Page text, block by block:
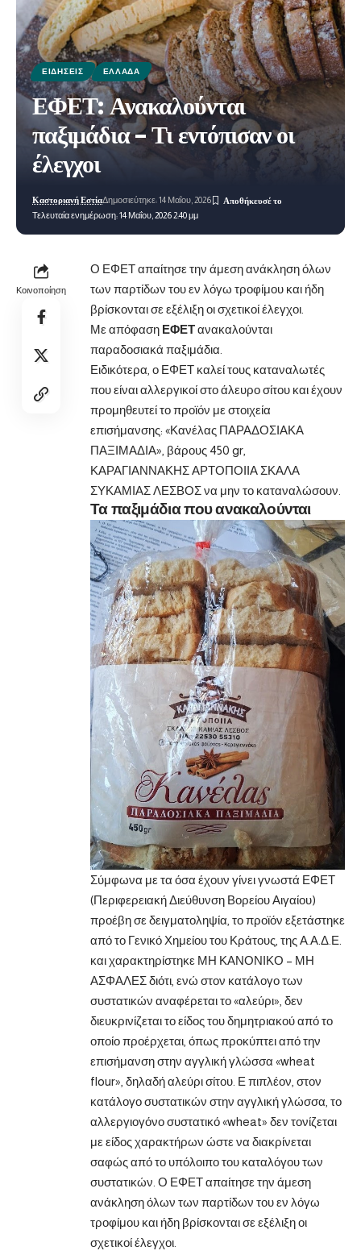
ΕΙΔΉΣΕΙΣ ΕΛΛΆΔΑ
ΕΦΕΤ: Ανακαλούνται
παξιμάδια – Τι εντόπισαν οι
έλεγχοι
Τελευταία ενημέρωση: 14 Μαΐου, 2026 2:40 μμ
Καστοριανή ΕστίαΔημοσιεύτηκε: 14 Μαΐου, 2026
Κοινοποίηση
Ο ΕΦΕΤ απαίτησε την άμεση ανάκληση όλων
των παρτίδων του εν λόγω τροφίμου και ήδη
βρίσκονται σε εξέλιξη οι σχετικοί έλεγχοι.
Με απόφαση ΕΦΕΤανακαλούνται
παραδοσιακά παξιμάδια.
Ειδικότερα, ο ΕΦΕΤ καλεί τους καταναλωτές
που είναι αλλεργικοί στο άλευρο σίτου και έχουν
προμηθευτεί το προϊόν με στοιχεία
επισήμανσης: «Κανέλας ΠΑΡΑΔΟΣΙΑΚΑ
ΠΑΞΙΜΑΔΙΑ», βάρους 450 gr,
ΚΑΡΑΓΙΑΝΝΑΚΗΣ ΑΡΤΟΠΟΙΙΑ ΣΚΑΛΑ
ΣΥΚΑΜΙΑΣ ΛΕΣΒΟΣ να μην το καταναλώσουν.
Τα παξιμάδια που ανακαλούνται
Σύμφωνα με τα όσα έχουν γίνει γνωστά ΕΦΕΤ
(Περιφερειακή Διεύθυνση Βορείου Αιγαίου)
προέβη σε δειγματοληψία, το προϊόν εξετάστηκε
από το Γενικό Χημείου του Κράτους, της Α.Α.Δ.Ε.
και χαρακτηρίστηκε ΜΗ ΚΑΝΟΝΙΚΟ – ΜΗ
ΑΣΦΑΛΕΣ διότι, ενώ στον κατάλογο των
συστατικών αναφέρεται το «αλεύρι», δεν
διευκρινίζεται το είδος του δημητριακού από το
οποίο προέρχεται, όπως προκύπτει από την
επισήμανση στην αγγλική γλώσσα «wheat
flour», δηλαδή αλεύρι σίτου. Ε πιπλέον, στον
κατάλογο συστατικών στην αγγλική γλώσσα, το
αλλεργιογόνο συστατικό «wheat» δεν τονίζεται
με είδος χαρακτήρων ώστε να διακρίνεται
σαφώς από το υπόλοιπο του καταλόγου των
συστατικών. Ο ΕΦΕΤ απαίτησε την άμεση
ανάκληση όλων των παρτίδων του εν λόγω
τροφίμου και ήδη βρίσκονται σε εξέλιξη οι
σχετικοί έλεγχοι.